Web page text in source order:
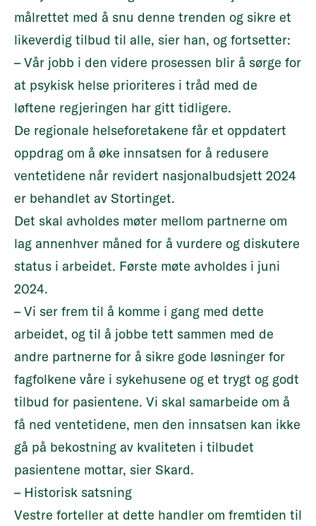
målrettet med å snu denne trenden og sikre et
likeverdig tilbud til alle, sier han, og fortsetter:
– Vår jobb i den videre prosessen blir å sørge for
at psykisk helse prioriteres i tråd med de
løftene regjeringen har gitt tidligere.
De regionale helseforetakene får et oppdatert
oppdrag om å øke innsatsen for å redusere
ventetidene når revidert nasjonalbudsjett 2024
er behandlet av Stortinget.
Det skal avholdes møter mellom partnerne om
lag annenhver måned for å vurdere og diskutere
status i arbeidet. Første møte avholdes i juni
2024.
– Vi ser frem til å komme i gang med dette
arbeidet, og til å jobbe tett sammen med de
andre partnerne for å sikre gode løsninger for
fagfolkene våre i sykehusene og et trygt og godt
tilbud for pasientene. Vi skal samarbeide om å
få ned ventetidene, men den innsatsen kan ikke
gå på bekostning av kvaliteten i tilbudet
pasientene mottar, sier Skard.
– Historisk satsning
Vestre forteller at dette handler om fremtiden til